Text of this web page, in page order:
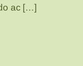
ac […]